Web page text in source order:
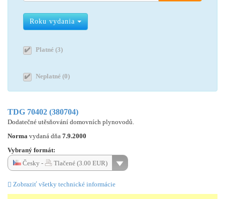
Roku vydania
Platné (3)
Neplatné (0)
TDG 70402 (380704)
Dodatečné utěsňování domovních plynovodů.
Norma vydaná dňa 7.9.2000
Vybraný formát:
Česky -
Tlačené (3.00 EUR)
Zobraziť všetky technické informácie